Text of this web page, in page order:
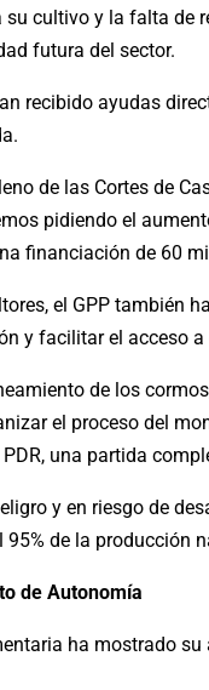
cultivo y la falta de
futura del sector.
recibido ayudas
de las Cortes de
pidiendo el
financiación de 60
el GPP también
y facilitar el acceso
de los
el proceso del
una partida
y en riesgo de
95% de la producción
de Autonomía
ha mostrado